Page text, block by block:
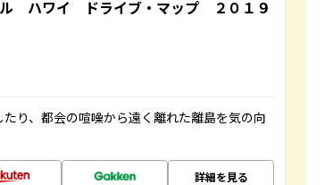
ハワイ ドライブ・マップ ２０１９
り、都会の喧噪から遠く離れた離島を気の向
詳細を見る